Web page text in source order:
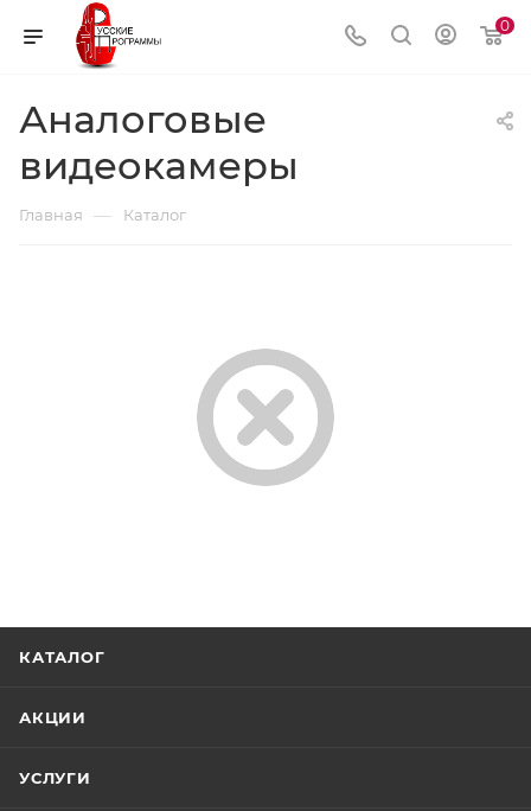
0
Аналоговые
видеокамеры
Главная — Каталог
КАТАЛОГ
АКЦИИ
УСЛУГИ